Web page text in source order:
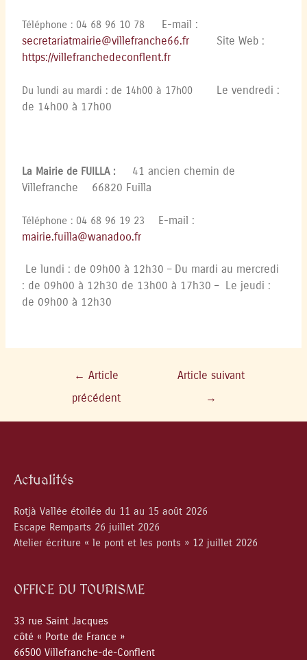
Téléphone : 04 68 96 10 78 E-mail :
secretariatmairie@villefranche66.fr
Site Web :
https://villefranchedeconflent.fr
Du lundi au mardi : de 14h00 à 17h00 Le vendredi :
de 14h00 à 17h00
La Mairie de FUILLA : 41 ancien chemin de
Villefranche 66820 Fuilla
Téléphone : 04 68 96 19 23 E-mail :
mairie.fuilla@wanadoo.fr
Le lundi : de 09h00 à 12h30 – Du mardi au mercredi
: de 09h00 à 12h30 de 13h00 à 17h30 – Le jeudi :
de 09h00 à 12h30
← Article
précédent
Article suivant
→
Actualités
Rotjà Vallée étoilée du 11 au 15 août 2026
Escape Remparts 26 juillet 2026
Atelier écriture « le pont et les ponts » 12 juillet 2026
OFFICE DU TOURISME
33 rue Saint Jacques
côté « Porte de France »
66500 Villefranche-de-Conflent